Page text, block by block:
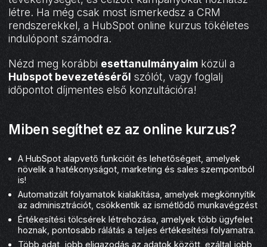
létre. Ha még csak most ismerkedsz a CRM
rendszerekkel, a HubSpot online kurzus tökéletes
indulópont számodra.
Nézd meg korábbi esettanulmányaim közül a
Hubspot bevezetéséről szólót, vagy foglalj
időpontot díjmentes első konzultációra!
Miben segíthet ez az online kurzus?
A HubSpot alapvető funkcióit és lehetőségeit, amelyek
növelik a hatékonyságot, marketing és sales szempontból
is!
Automatizált folyamatok kialakítása, amelyek megkönnyítik
az adminisztrációt, csökkentik az ismétlődő munkavégzést
Értékesítési tölcsérek létrehozása, amelyek több ügyfelet
hoznak, pontosabb rálátás a teljes értékesítési folyamatra.
Több adat, jobb eligazodás az adatok között, ezáltal jobb